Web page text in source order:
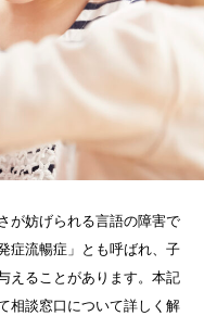
が妨げられる言語の障害で
症流暢症」とも呼ばれ、子
えることがあります。本記
相談窓口について詳しく解